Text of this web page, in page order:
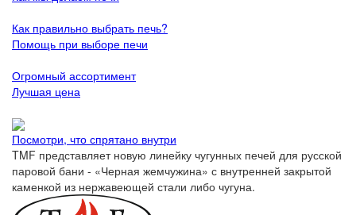
Как правильно выбрать печь?
Помощь при выборе печи
Огромный ассортимент
Лучшая цена
Посмотри, что спрятано внутри
TMF представляет новую линейку чугунных печей для русской
паровой бани - «Черная жемчужина» с внутренней закрытой
каменкой из нержавеющей стали либо чугуна.